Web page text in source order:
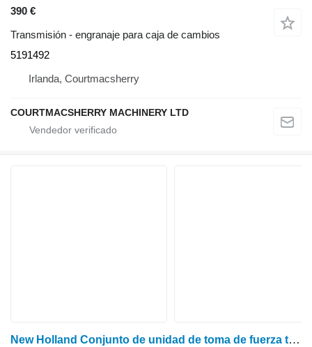
390 €
Transmisión - engranaje para caja de cambios
5191492
Irlanda, Courtmacsherry
COURTMACSHERRY MACHINERY LTD
New Holland Conjunto de unidad de toma de fuerza trasera T6070 Plus 47131252, 8767337, 47131255, 51921 para New Holland T6070 tractor de ruedas